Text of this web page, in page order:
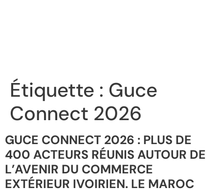
Étiquette : Guce
Connect 2026
GUCE CONNECT 2026 : PLUS DE
400 ACTEURS RÉUNIS AUTOUR DE
L’AVENIR DU COMMERCE
EXTÉRIEUR IVOIRIEN. LE MAROC